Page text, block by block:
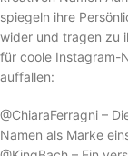
spiegeln ihre
wider und tragen zu
für coole Instagram-
auffallen:
@ChiaraFerragni –
Namen als Marke